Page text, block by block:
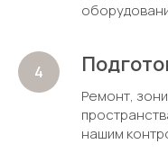
Ремонт,
нашим